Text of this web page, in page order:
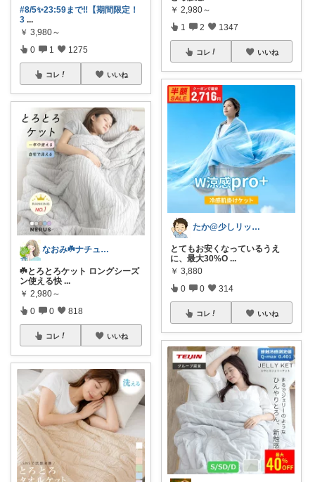
#8/5✨23:59まで‼️【期間限定！
3 ...
￥ 3,980～
0 1 1275
コレ いいね
なおみ☘️ナチュラル生活
☘️とろとろケット ロングシーズ
ン使える快 ...
￥ 2,980～
0 0 818
コレ いいね
￥ 2,980～
1 2 1347
コレ いいね
たか@少しリッチな生活がしたいパパ
とてもお安くなっているうえ
に、最大30%O ...
￥ 3,880
0 0 314
コレ いいね